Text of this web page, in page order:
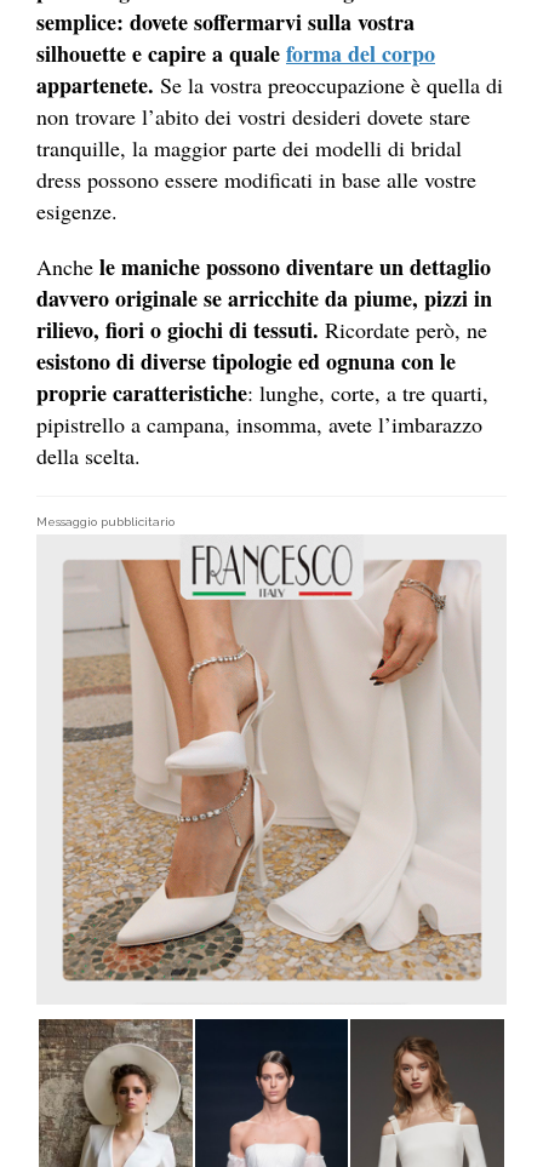
semplice: dovete soffermarvi sulla vostra
silhouette e capire a qualeforma del corpo
appartenete. Se la vostra preoccupazione è quella di
non trovare l’abito dei vostri desideri dovete stare
tranquille, la maggior parte dei modelli di bridal
dress possono essere modificati in base alle vostre
esigenze.
Anche le maniche possono diventare un dettaglio
davvero originale se arricchite da piume, pizzi in
rilievo, fiori o giochi di tessuti. Ricordate però, ne
esistono di diverse tipologie ed ognuna con le
proprie caratteristiche: lunghe, corte, a tre quarti,
pipistrello a campana, insomma, avete l’imbarazzo
della scelta.
Messaggio pubblicitario